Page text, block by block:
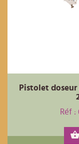
Pistolet
Réf :